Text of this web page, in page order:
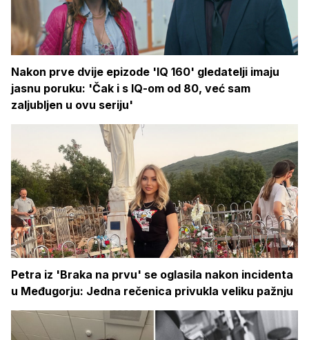
Nakon prve dvije epizode 'IQ 160' gledatelji imaju
jasnu poruku: 'Čak i s IQ-om od 80, već sam
zaljubljen u ovu seriju'
Petra iz 'Braka na prvu' se oglasila nakon incidenta
u Međugorju: Jedna rečenica privukla veliku pažnju